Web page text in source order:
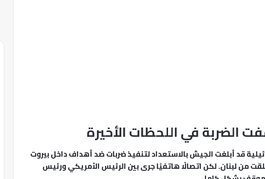
الضربة في اللحظات الأخيرة
قد أبلغت الجيش بالاستعداد لتنفيذ ضربات ضد أهداف داخل بيروت
من لبنان. لكن اتصالًا هاتفيًا جرى بين الرئيس الأمريكي ورئيس